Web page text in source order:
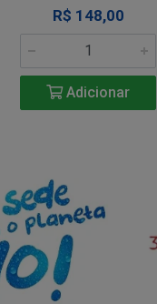
R$ 148,00
Adicionar